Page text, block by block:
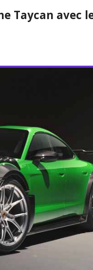
Taycan avec